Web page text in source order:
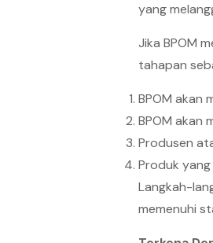
yang
Jika BPOM
tahapan
BPOM akan
BPOM
Produsen
Produk
Langkah-
memenuhi